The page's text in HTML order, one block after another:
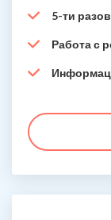
5-ти
Работа с